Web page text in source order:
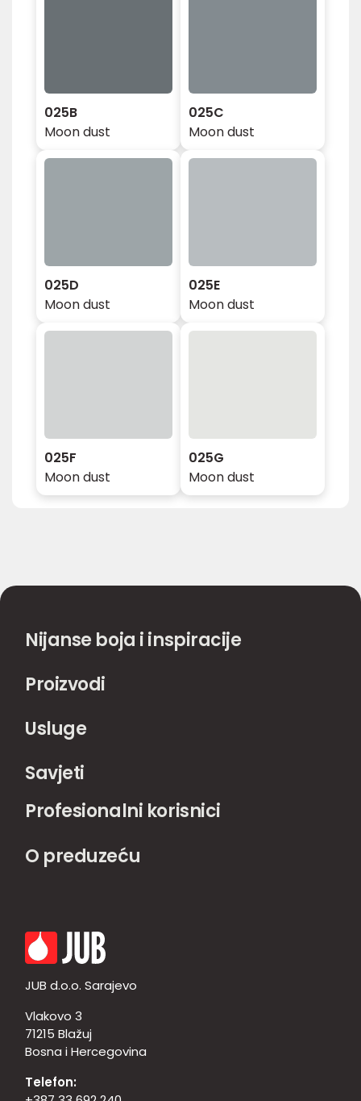
025B
Moon dust
025C
Moon dust
025D
Moon dust
025E
Moon dust
025F
Moon dust
025G
Moon dust
Nijanse boja i inspiracije
Proizvodi
Usluge
Savjeti
Profesionalni korisnici
O preduzeću
JUB d.o.o. Sarajevo
Vlakovo 3
71215 Blažuj
Bosna i Hercegovina
Telefon: